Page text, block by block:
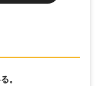
。